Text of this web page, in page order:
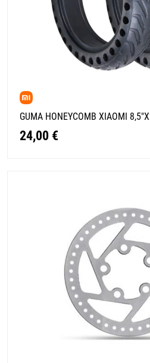
GUMA HONEYCOMB XIAOMI
24,00 €